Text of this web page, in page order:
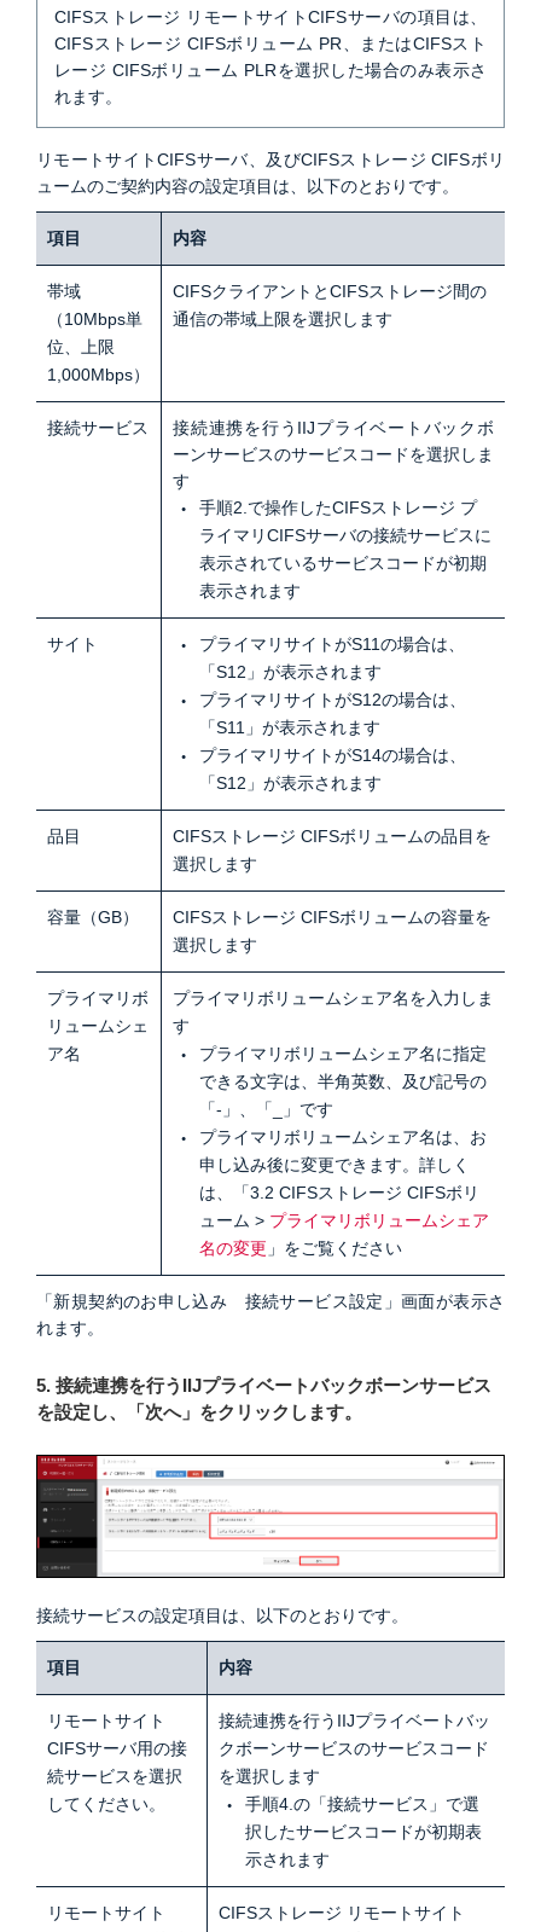
CIFSストレージ リモートサイトCIFSサーバの項目は、
CIFSストレージ CIFSボリューム PR、またはCIFSスト
レージ CIFSボリューム PLRを選択した場合のみ表示さ
れます。
リモートサイトCIFSサーバ、及びCIFSストレージ CIFSボリ
ュームのご契約内容の設定項目は、以下のとおりです。
項目 内容
帯域
（10Mbps単
位、上限
1,000Mbps）
CIFSクライアントとCIFSストレージ間の
通信の帯域上限を選択します
接続サービス
接続連携を行うIIJプライベートバックボ
ーンサービスのサービスコードを選択しま
す
手順2.で操作したCIFSストレージ プ
ライマリCIFSサーバの接続サービスに
表示されているサービスコードが初期
表示されます
サイト
プライマリサイトがS11の場合は、
「S12」が表示されます
プライマリサイトがS12の場合は、
「S11」が表示されます
プライマリサイトがS14の場合は、
「S12」が表示されます
品目
CIFSストレージ CIFSボリュームの品目を
選択します
容量（GB）
CIFSストレージ CIFSボリュームの容量を
選択します
プライマリボ
リュームシェ
ア名
プライマリボリュームシェア名を入力しま
す
プライマリボリュームシェア名に指定
できる文字は、半角英数、及び記号の
「-」、「_」です
プライマリボリュームシェア名は、お
申し込み後に変更できます。詳しく
は、「3.2 CIFSストレージ CIFSボリ
ューム > プライマリボリュームシェア
名の変更 」をご覧ください
「新規契約のお申し込み 接続サービス設定」画面が表示さ
れます。
5. 接続連携を行うIIJプライベートバックボーンサービス
を設定し、「次へ」をクリックします。
接続サービスの設定項目は、以下のとおりです。
項目 内容
リモートサイト
CIFSサーバ用の接
続サービスを選択
してください。
接続連携を行うIIJプライベートバッ
クボーンサービスのサービスコード
を選択します
手順4.の「接続サービス」で選
択したサービスコードが初期表
示されます
リモートサイト
CIFSストレージ リモートサイト